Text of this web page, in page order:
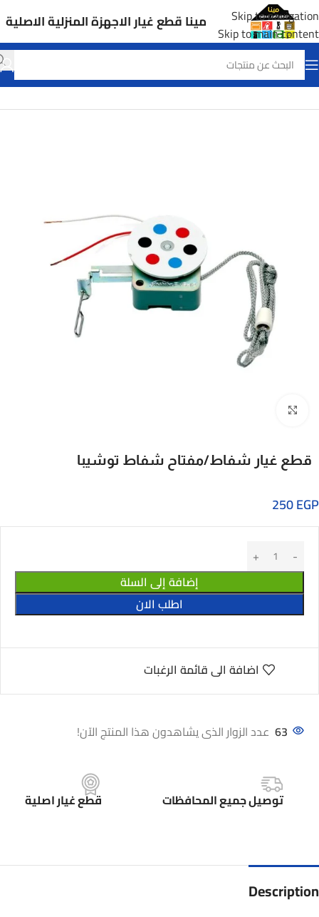
Skip to navigation
Skip to main content
مينا قطع غيار الاجهزة المنزلية الاصلية
الرئيسية قطع غيار شفاطات
قطع غيار شفاط/مفتاح شفاط توشيبا
250EGP
إضافة إلى السلة
اطلب الان
اضافة الى قائمة الرغبات
63 عدد الزوار الذى يشاهدون هذا المنتج الآن!
توصيل جميع المحافظات قطع غيار اصلية
Description